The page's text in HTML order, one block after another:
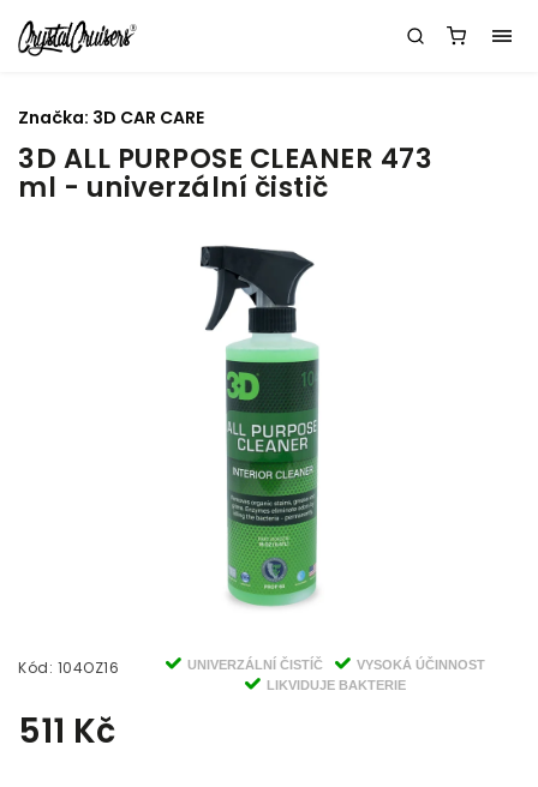
3D ALL PURPOSE CLEANER 473
ml - univerzální čistič
Kód: 104OZ16 UNIVERZÁLNÍ ČISTÍČ
VYSOKÁ ÚČINNOST
LIKVIDUJE BAKTERIE
511 Kč
Značka: 3D CAR CARE